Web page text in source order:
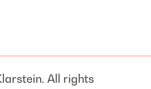
All rights